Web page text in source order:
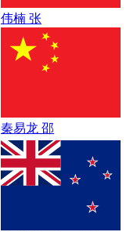
伟楠 张
秦易龙 邵